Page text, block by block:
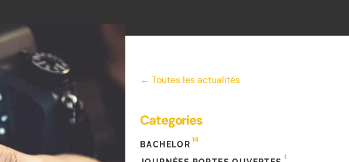
← Toutes les actualités
Categories
BACHELOR
14
1